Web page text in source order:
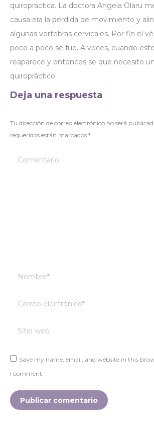
quiropráctica. La doctora Angela Olaru
causa era la pérdida de movimiento y
algunas vertebras cervicales. Por fin el
poco a poco se fue. A veces, cuando
reaparece y entonces se que necesito
quiropráctico.
Deja una respuesta
Tu dirección de correo electrónico no será
requeridos están marcados *
Comentario
Nombre *
Correo electrónico *
Sitio web
Save my name, email, and website in this
I comment.
Publicar comentario